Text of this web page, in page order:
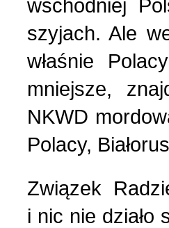
wschodniej
szyjach. Ale
właśnie
mniejsze,
NKWD
Polacy,
Związek
i nic nie